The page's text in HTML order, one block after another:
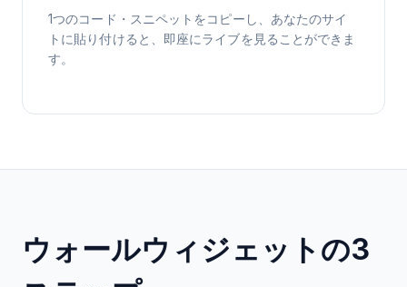
1つのコード・スニペットをコピーし、あなたのサイ
トに貼り付けると、即座にライブを見ることができま
す。
ウォールウィジェットの3